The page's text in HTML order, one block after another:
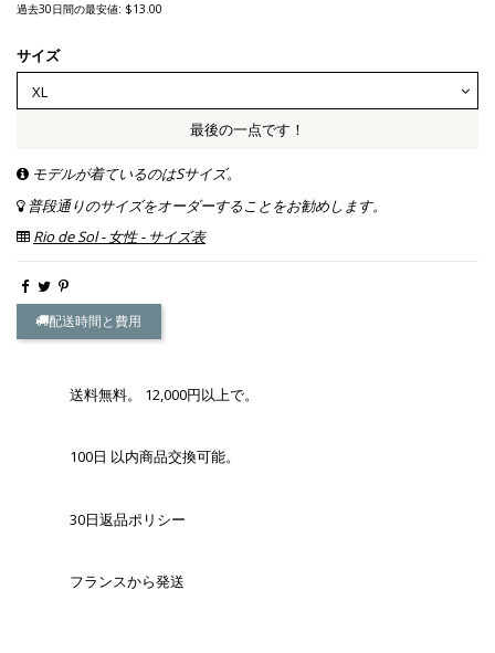
過去30日間の最安値: $13.00
サイズ
最後の一点です！
モデルが着ているのはSサイズ。
普段通りのサイズをオーダーすることをお勧めします。
Rio de Sol - 女性 - サイズ表
配送時間と費用
送料無料。 12,000円以上で。
100日 以内商品交換可能。
30日返品ポリシー
フランスから発送